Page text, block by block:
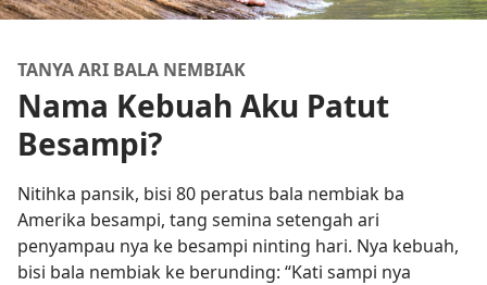
TANYA ARI BALA NEMBIAK
Nama Kebuah Aku Patut
Besampi?
Nitihka pansik, bisi 80 peratus bala nembiak ba
Amerika besampi, tang semina setengah ari
penyampau nya ke besampi ninting hari. Nya kebuah,
bisi bala nembiak ke berunding: “Kati sampi nya